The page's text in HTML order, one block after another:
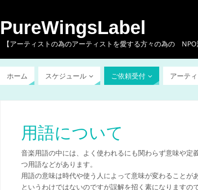
PureWingsLabel
【アーティストの為のアーティストを愛する方々の為の
ホーム スケジュール ご依頼受付 アーテ
用語について
音楽用語の中には、よく使われるにも関わらず意味や
つ用語などがあります。
用語の意味は時代や使う人によって意味が変わること
というわけではないのですが誤解を招く素になります